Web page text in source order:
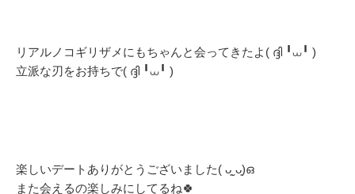
リアルノコギリザメにもちゃんと会ってきたよ( ദ്ദി ╹⩊╹ )
立派な刃をお持ちで( ദ്ദി ╹⩊╹ )
楽しいデートありがとうございました( ᴗ͈ˬᴗ͈)ഒ
また会えるの楽しみにしてるね🍀